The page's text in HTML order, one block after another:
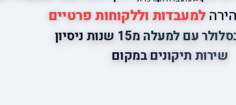
למעבדות וללקוחות פרטיים
עם למעלה מ15 שנות ניסיון
שירות תיקונים במקום